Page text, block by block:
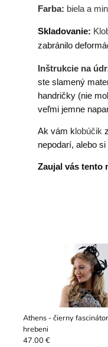
Farba: biela a
Skladovanie:
zabránilo
Inštrukcie na
ste slamený
handričky (nie
veľmi jemne
Ak vám klobúčik
nepodarí, alebo
Zaujal vás tento
Athens - čierny
hrebeni
47.00 €